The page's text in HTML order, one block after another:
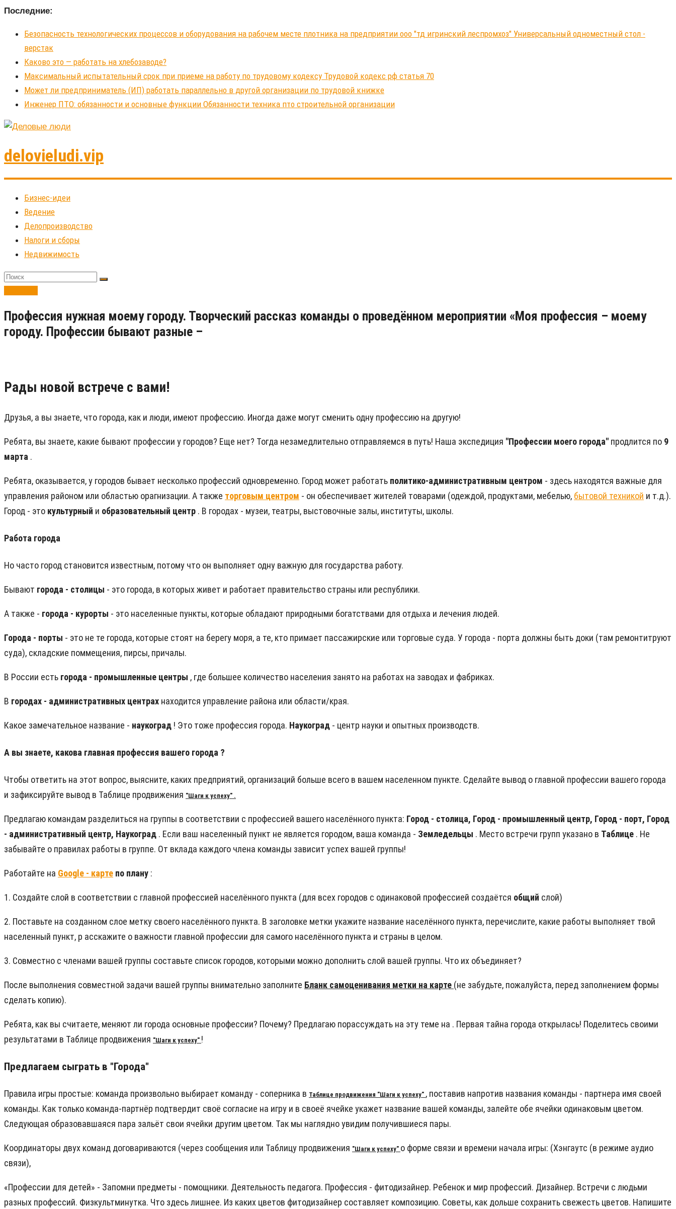
Последние:
Безопасность технологических процессов и оборудования на рабочем месте плотника на предприятии ооо "тд игринский леспромхоз" Универсальный одноместный стол -
верстак
Каково это — работать на хлебозаводе?
Максимальный испытательный срок при приеме на работу по трудовому кодексу Трудовой кодекс рф статья 70
Может ли предприниматель (ИП) работать параллельно в другой организации по трудовой книжке
Инженер ПТО: обязанности и основные функции Обязанности техника пто строительной организации
delovieludi.vip
Бизнес-идеи
Ведение
Делопроизводство
Налоги и сборы
Недвижимость
Профессия нужная моему городу. Творческий рассказ команды о проведённом мероприятии «Моя профессия – моему
городу. Профессии бывают разные –
Рады новой встрече с вами!
Друзья, а вы знаете, что города, как и люди, имеют профессию. Иногда даже могут сменить одну профессию на другую!
Ребята, вы знаете, какие бывают профессии у городов? Еще нет? Тогда незамедлительно отправляемся в путь! Наша экспедиция "Профессии моего города" продлится по 9
марта .
Ребята, оказывается, у городов бывает несколько профессий одновременно. Город может работать политико-административным центром - здесь находятся важные для
управления районом или областью орагнизации. А также торговым центром - он обеспечивает жителей товарами (одеждой, продуктами, мебелью, бытовой техникой и т.д.).
Город - это культурный и образовательный центр . В городах - музеи, театры, выстовочные залы, институты, школы.
Работа города
Но часто город становится известным, потому что он выполняет одну важную для государства работу.
Бывают города - столицы - это города, в которых живет и работает правительство страны или республики.
А также - города - курорты - это населенные пункты, которые обладают природными богатствами для отдыха и лечения людей.
Города - порты - это не те города, которые стоят на берегу моря, а те, кто примает пассажирские или торговые суда. У города - порта должны быть доки (там ремонтитруют
суда), складские поммещения, пирсы, причалы.
В России есть города - промышленные центры , где большее количество населения занято на работах на заводах и фабриках.
В городах - административных центрах находится управление района или области/края.
Какое замечательное название - наукоград ! Это тоже профессия города. Наукоград - центр науки и опытных производств.
А вы знаете, какова главная профессия вашего города ?
Чтобы ответить на этот вопрос, выясните, каких предприятий, организаций больше всего в вашем населенном пункте. Сделайте вывод о главной профессии вашего города
и зафиксируйте вывод в Таблице продвижения "Шаги к успеху" .
Предлагаю командам разделиться на группы в соответствии с профессией вашего населённого пункта: Город - столица, Город - промышленный центр, Город - порт, Город
- административный центр, Наукоград . Если ваш населенный пункт не является городом, ваша команда - Земледельцы . Место встречи групп указано в Таблице . Не
забывайте о правилах работы в группе. От вклада каждого члена команды зависит успех вашей группы!
Работайте на Google - карте по плану :
1. Создайте слой в соответствии с главной профессией населённого пункта (для всех городов с одинаковой профессией создаётся общий слой)
2. Поставьте на созданном слое метку своего населённого пункта. В заголовке метки укажите название населённого пункта, перечислите, какие работы выполняет твой
населенный пункт, р асскажите о важности главной профессии для самого населённого пункта и страны в целом.
3. Совместно с членами вашей группы составьте список городов, которыми можно дополнить слой вашей группы. Что их объединяет?
После выполнения совместной задачи вашей группы внимательно заполните Бланк самоценивания метки на карте (не забудьте, пожалуйста, перед заполнением формы
сделать копию).
Ребята, как вы считаете, меняют ли города основные профессии? Почему? Предлагаю порассуждать на эту теме на . Первая тайна города открылась! Поделитесь своими
результатами в Таблице продвижения "Шаги к успеху" !
Предлагаем сыграть в "Города"
Правила игры простые: команда произвольно выбирает команду - соперника в Таблице продвижения "Шаги к успеху" , поставив напротив названия команды - партнера имя своей
команды. Как только команда-партнёр подтвердит своё согласие на игру и в своеё ячейке укажет название вашей команды, залейте обе ячейки одинаковым цветом.
Следующая образовавшаяся пара зальёт свои ячейки другим цветом. Так мы наглядно увидим получившиеся пары.
Координаторы двух команд договариваются (через сообщения или Таблицу продвижения "Шаги к успеху" о форме связи и времени начала игры: (Хэнгаутс (в режиме аудио
связи),
«Профессии для детей» - Запомни предметы - помощники. Деятельность педагога. Профессия - фитодизайнер. Ребенок и мир профессий. Дизайнер. Встречи с людьми
разных профессий. Физкультминутка. Что здесь лишнее. Из каких цветов фитодизайнер составляет композицию. Советы, как дольше сохранить свежесть цветов. Напишите